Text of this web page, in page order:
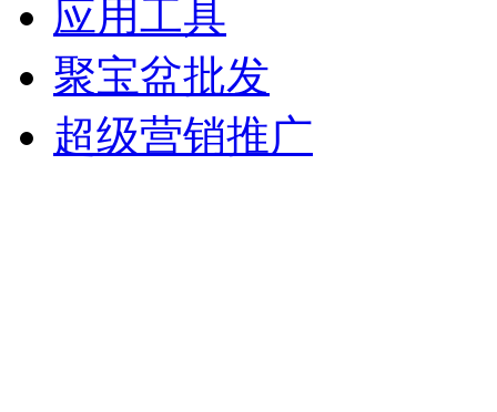
应用工具
聚宝盆批发
超级营销推广